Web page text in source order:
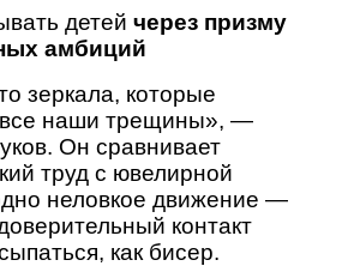
детей через призму
амбиций
зеркала, которые
наши трещины», —
Он сравнивает
труд с ювелирной
неловкое движение —
контакт
как бисер.